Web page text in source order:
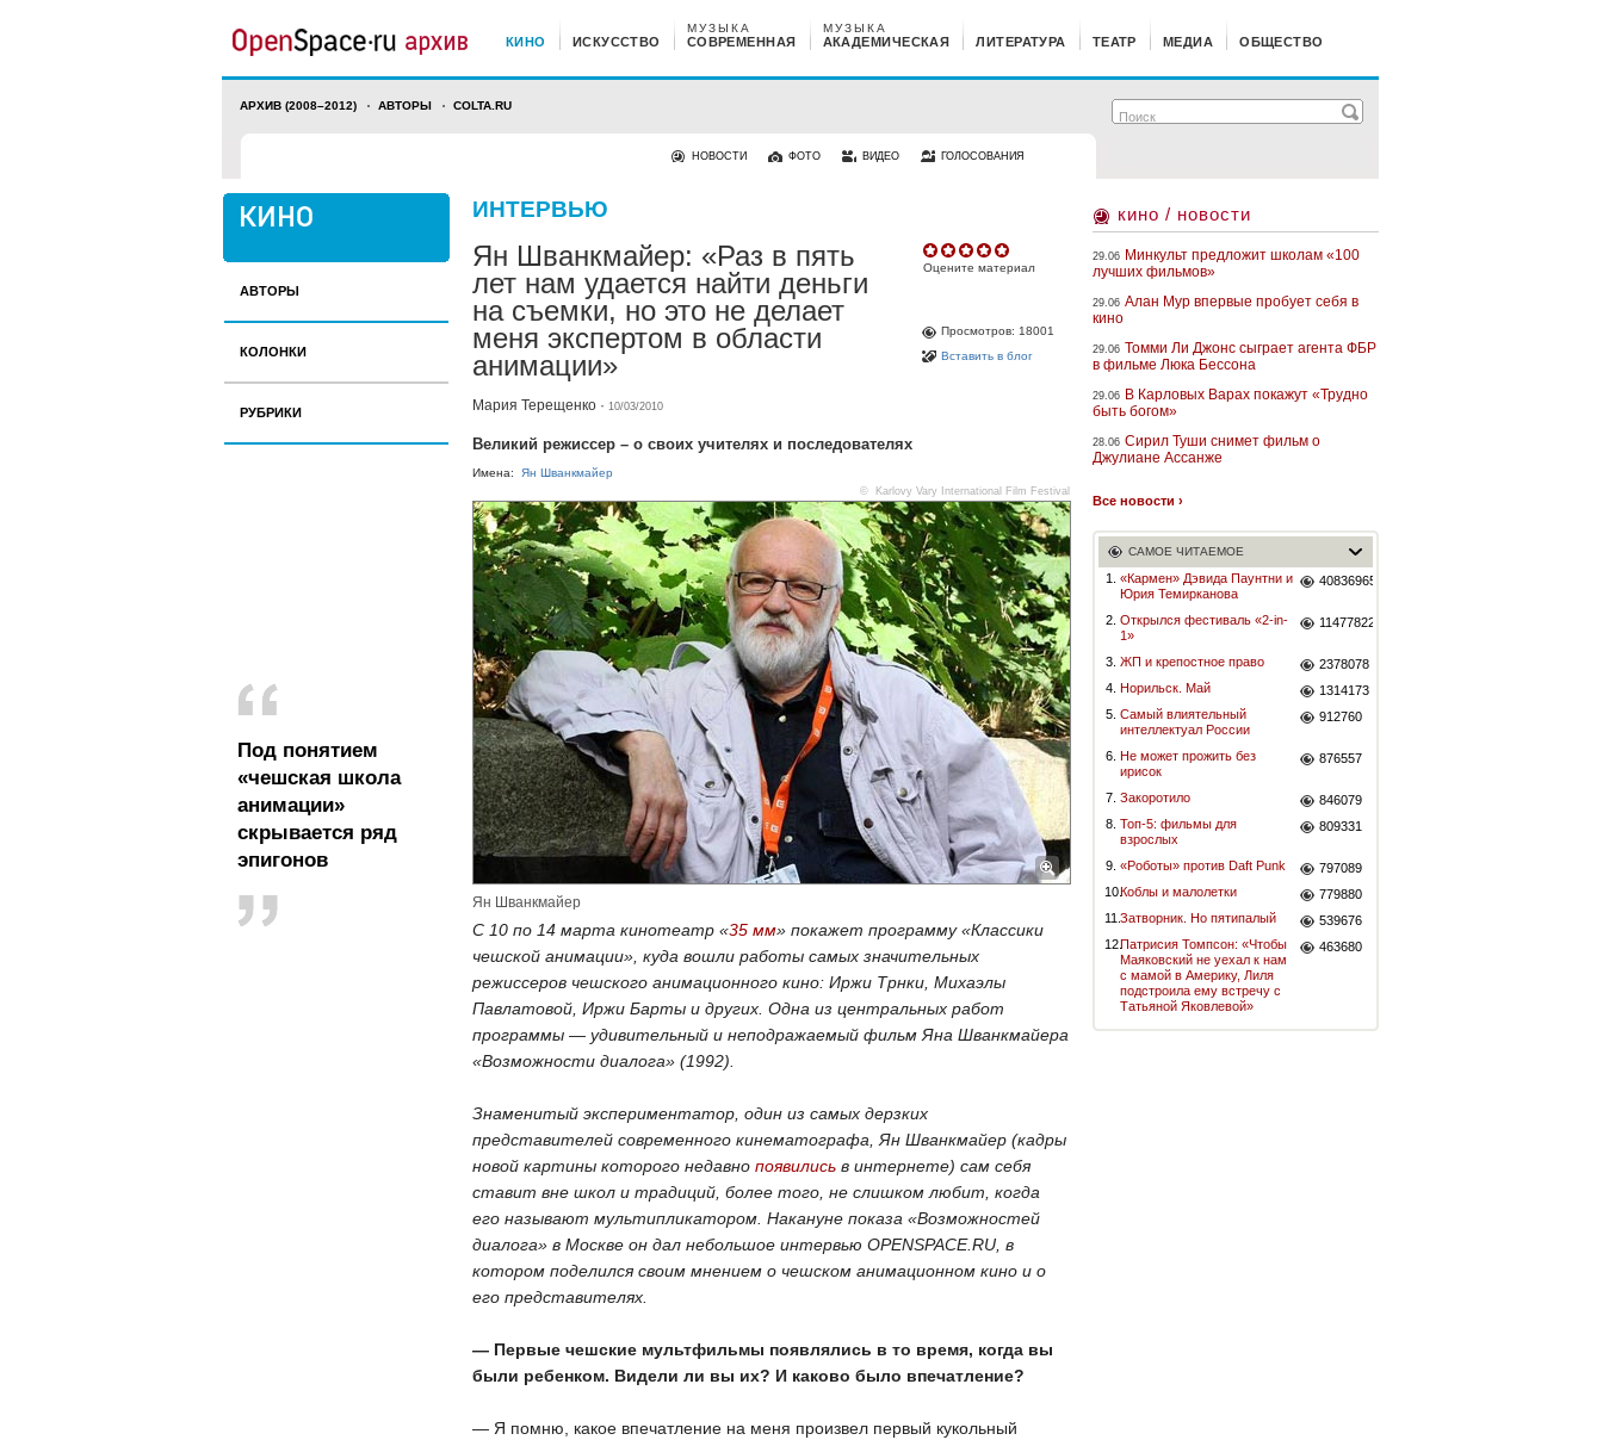
КИНО ИСКУССТВО СОВРЕМЕННАЯ
МУЗЫКА
АКАДЕМИЧЕСКАЯ
МУЗЫКА
ЛИТЕРАТУРА ТЕАТР МЕДИА ОБЩЕСТВО
АРХИВ (2008–2012) АВТОРЫ COLTA.RU
НОВОСТИ ФОТО ВИДЕО ГОЛОСОВАНИЯ
АВТОРЫ
КОЛОНКИ
РУБРИКИ
Под понятием
«чешская школа
анимации»
скрывается ряд
эпигонов
ИНТЕРВЬЮ
Оцените материал
Просмотров: 18001
Вставить в блог
Ян Шванкмайер: «Раз в пять
лет нам удается найти деньги
на съемки, но это не делает
меня экспертом в области
анимации»
Мария Терещенко · 10/03/2010
Великий режиссер – о своих учителях и последователях
Имена: Ян Шванкмайер
© Karlovy Vary International Film Festival
Ян Шванкмайер
С 10 по 14 марта кинотеатр «35 мм» покажет программу «Классики
чешской анимации», куда вошли работы самых значительных
режиссеров чешского анимационного кино: Иржи Трнки, Михаэлы
Павлатовой, Иржи Барты и других. Одна из центральных работ
программы — удивительный и неподражаемый фильм Яна Шванкмайера
«Возможности диалога» (1992).
Знаменитый экспериментатор, один из самых дерзких
представителей современного кинематографа, Ян Шванкмайер (кадры
новой картины которого недавно появились в интернете) сам себя
ставит вне школ и традиций, более того, не слишком любит, когда
его называют мультипликатором. Накануне показа «Возможностей
диалога» в Москве он дал небольшое интервью OPENSPACE.RU, в
котором поделился своим мнением о чешском анимационном кино и о
его представителях.
— Первые чешские мультфильмы появлялись в то время, когда вы
были ребенком. Видели ли вы их? И каково было впечатление?
— Я помню, какое впечатление на меня произвел первый кукольный
кино / новости
29.06 Минкульт предложит школам «100
лучших фильмов»
29.06 Алан Мур впервые пробует себя в
кино
29.06 Томми Ли Джонс сыграет агента ФБР
в фильме Люка Бессона
29.06 В Карловых Варах покажут «Трудно
быть богом»
28.06 Сирил Туши снимет фильм о
Джулиане Ассанже
Все новости ›
САМОЕ ЧИТАЕМОЕ
1.
«Кармен» Дэвида Паунтни и
Юрия Темирканова
40836965
2. Открылся фестиваль «2-in-
1»
11477822
3. ЖП и крепостное право
2378078
4. Норильск. Май
1314173
5. Самый влиятельный
интеллектуал России
912760
6. Не может прожить без
ирисок
876557
7. Закоротило
846079
8. Топ-5: фильмы для
взрослых
809331
9. «Роботы» против Daft Punk
797089
10.Коблы и малолетки
779880
11.Затворник. Но пятипалый
539676
12.Патрисия Томпсон: «Чтобы
Маяковский не уехал к нам
с мамой в Америку, Лиля
подстроила ему встречу с
Татьяной Яковлевой»
463680